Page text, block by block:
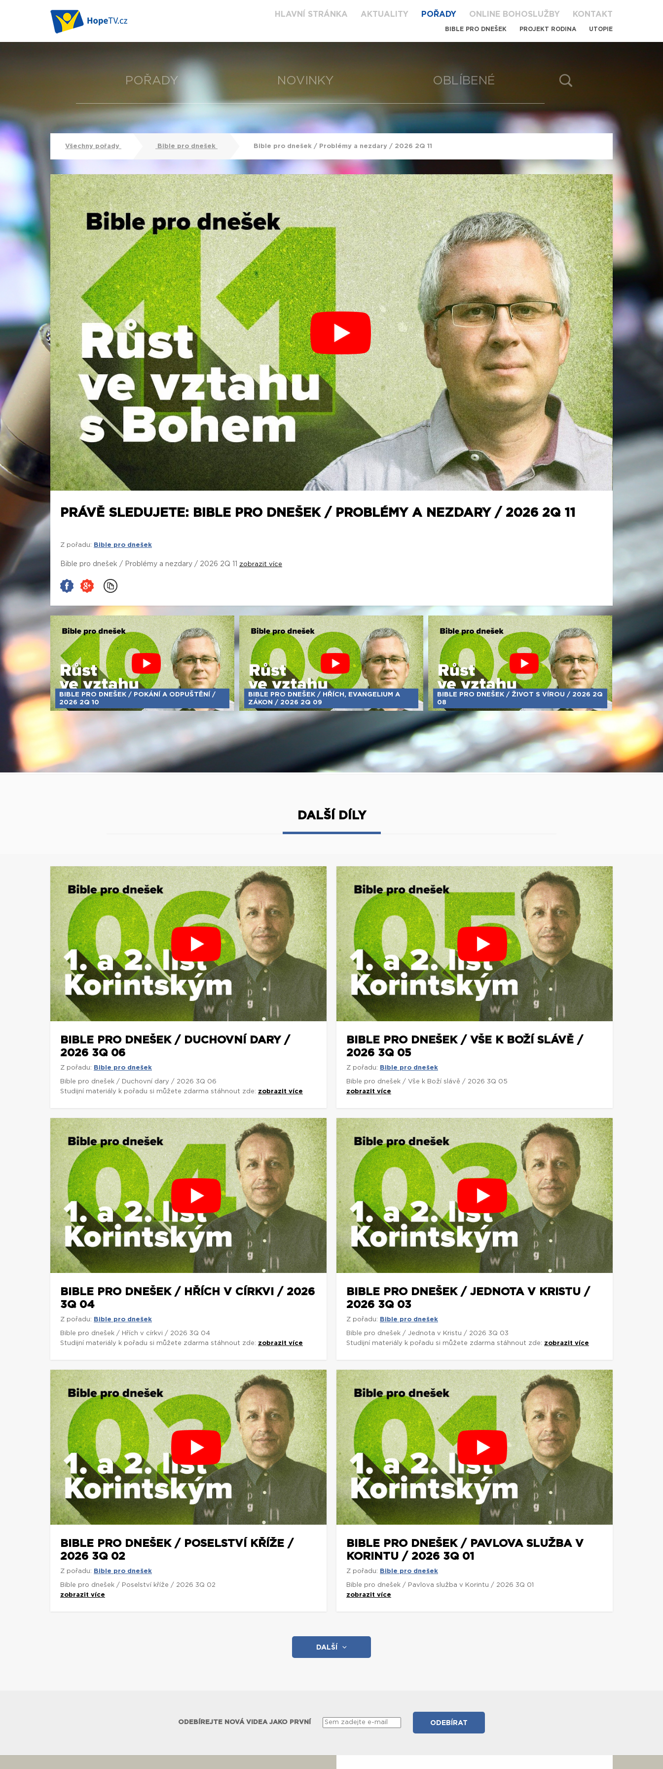
HLAVNÍ STRÁNKA AKTUALITY POŘADY ONLINE BOHOSLUŽBY KONTAKT
BIBLE PRO DNEŠEK PROJEKT RODINA UTOPIE
POŘADY NOVINKY OBLÍBENÉ
Všechny pořady Bible pro dnešek Bible pro dnešek / Problémy a nezdary / 2026 2Q 11
PRÁVĚ SLEDUJETE: BIBLE PRO DNEŠEK / PROBLÉMY A NEZDARY / 2026 2Q 11
Z pořadu: Bible pro dnešek
Bible pro dnešek / Problémy a nezdary / 2026 2Q 11 zobrazit více
BIBLE PRO DNEŠEK / POKÁNÍ A ODPUŠTĚNÍ /
2026 2Q 10
BIBLE PRO DNEŠEK / HŘÍCH, EVANGELIUM A
ZÁKON / 2026 2Q 09
BIBLE PRO DNEŠEK / ŽIVOT S VÍROU / 2026 2Q
08
DALŠÍ DÍLY
BIBLE PRO DNEŠEK / DUCHOVNÍ DARY /
2026 3Q 06
Z pořadu: Bible pro dnešek
Bible pro dnešek / Duchovní dary / 2026 3Q 06
Studijní materiály k pořadu si můžete zdarma stáhnout zde: zobrazit více
BIBLE PRO DNEŠEK / VŠE K BOŽÍ SLÁVĚ /
2026 3Q 05
Z pořadu: Bible pro dnešek
Bible pro dnešek / Vše k Boží slávě / 2026 3Q 05
zobrazit více
BIBLE PRO DNEŠEK / HŘÍCH V CÍRKVI / 2026
3Q 04
Z pořadu: Bible pro dnešek
Bible pro dnešek / Hřích v církvi / 2026 3Q 04
Studijní materiály k pořadu si můžete zdarma stáhnout zde: zobrazit více
BIBLE PRO DNEŠEK / JEDNOTA V KRISTU /
2026 3Q 03
Z pořadu: Bible pro dnešek
Bible pro dnešek / Jednota v Kristu / 2026 3Q 03
Studijní materiály k pořadu si můžete zdarma stáhnout zde: zobrazit více
BIBLE PRO DNEŠEK / POSELSTVÍ KŘÍŽE /
2026 3Q 02
Z pořadu: Bible pro dnešek
Bible pro dnešek / Poselství kříže / 2026 3Q 02
zobrazit více
BIBLE PRO DNEŠEK / PAVLOVA SLUŽBA V
KORINTU / 2026 3Q 01
Z pořadu: Bible pro dnešek
Bible pro dnešek / Pavlova služba v Korintu / 2026 3Q 01
zobrazit více
DALŠÍ
ODEBÍREJTE NOVÁ VIDEA JAKO PRVNÍ